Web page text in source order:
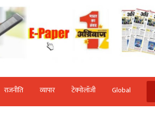
राजनीति व्‍यापार टेक्‍नोलॉजी Global